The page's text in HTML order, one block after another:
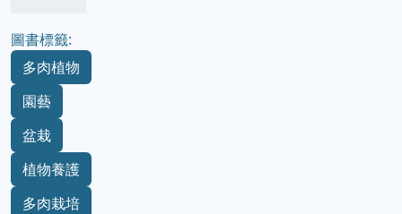
圖書標籤:
多肉植物
園藝
盆栽
植物養護
多肉栽培